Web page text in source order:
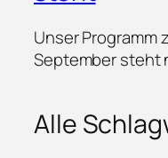
Unser Programm
September steht
Alle